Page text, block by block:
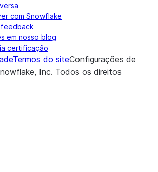
com Snowflake
em nosso blog
certificação
Termos do siteConfigurações de
Inc. Todos os direitos